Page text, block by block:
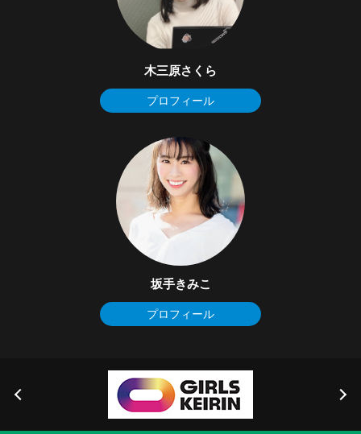
木三原さくら
プロフィール
坂手きみこ
プロフィール